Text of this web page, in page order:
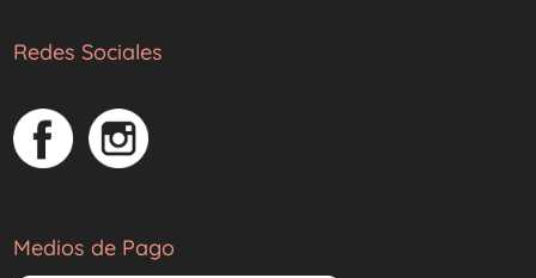
Redes Sociales
Medios de Pago